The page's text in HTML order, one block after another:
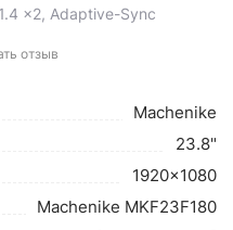
x2, Adaptive-Sync
отзыв
Machenike
23.8"
1920x1080
Machenike MKF23F180